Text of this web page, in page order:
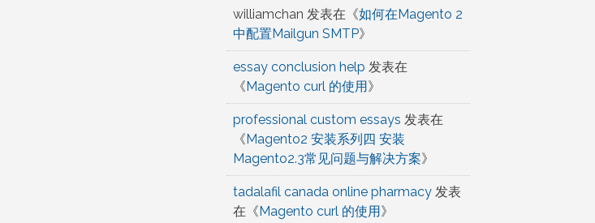
williamchan 发表在《如何在Magento 2
中配置Mailgun SMTP》
essay conclusion help 发表在
《Magento curl 的使用》
professional custom essays 发表在
《Magento2 安装系列四 安装
Magento2.3常见问题与解决方案》
tadalafil canada online pharmacy发表
在《Magento curl 的使用》